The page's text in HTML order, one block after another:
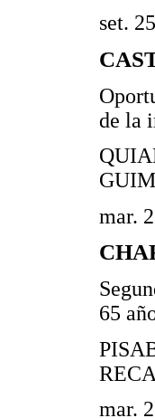
set.
de la
mar.
65
mar.